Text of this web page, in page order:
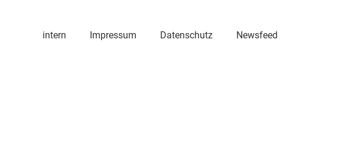
intern Impressum Datenschutz Newsfeed